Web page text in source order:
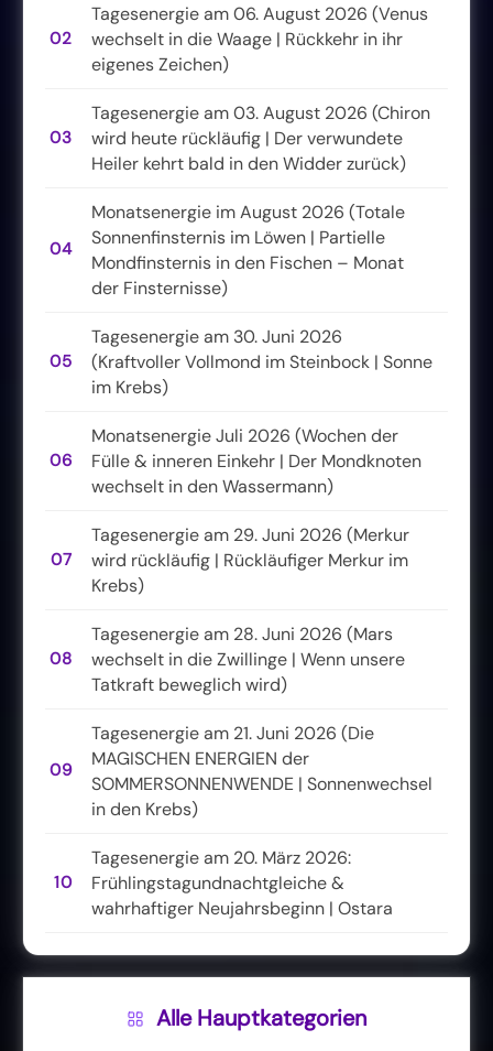
02
Tagesenergie am 06. August 2026 (Venus
wechselt in die Waage | Rückkehr in ihr
eigenes Zeichen)
03
Tagesenergie am 03. August 2026 (Chiron
wird heute rückläufig | Der verwundete
Heiler kehrt bald in den Widder zurück)
04
Monatsenergie im August 2026 (Totale
Sonnenfinsternis im Löwen | Partielle
Mondfinsternis in den Fischen – Monat
der Finsternisse)
05
Tagesenergie am 30. Juni 2026
(Kraftvoller Vollmond im Steinbock | Sonne
im Krebs)
06
Monatsenergie Juli 2026 (Wochen der
Fülle & inneren Einkehr | Der Mondknoten
wechselt in den Wassermann)
07
Tagesenergie am 29. Juni 2026 (Merkur
wird rückläufig | Rückläufiger Merkur im
Krebs)
08
Tagesenergie am 28. Juni 2026 (Mars
wechselt in die Zwillinge | Wenn unsere
Tatkraft beweglich wird)
09
Tagesenergie am 21. Juni 2026 (Die
MAGISCHEN ENERGIEN der
SOMMERSONNENWENDE | Sonnenwechsel
in den Krebs)
10
Tagesenergie am 20. März 2026:
Frühlingstagundnachtgleiche &
wahrhaftiger Neujahrsbeginn | Ostara
Alle Hauptkategorien